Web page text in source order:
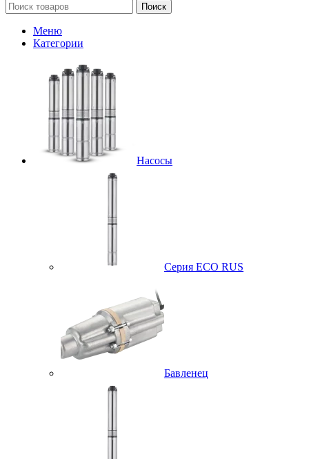
Поиск
Меню
Категории
Насосы
Серия ECO RUS
Бавленец